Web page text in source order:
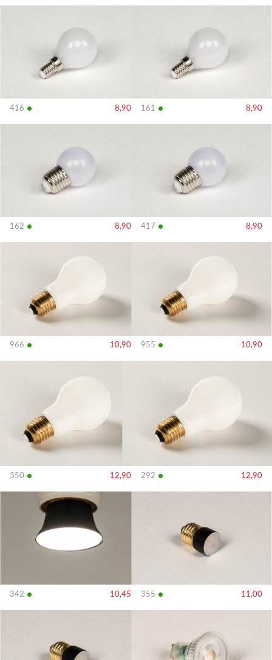
416 • 8,90
Bekijk
161 • 8,90
Bekijk
162 • 8,90
Bekijk
417 • 8,90
Bekijk
966 • 10,90 955 • 10,90
350 • 12,90
Bekijk
292 • 12,90
Bekijk
342 • 10,45
Bekijk
355 • 11,00
Bekijk
Bekijk
Bekijk